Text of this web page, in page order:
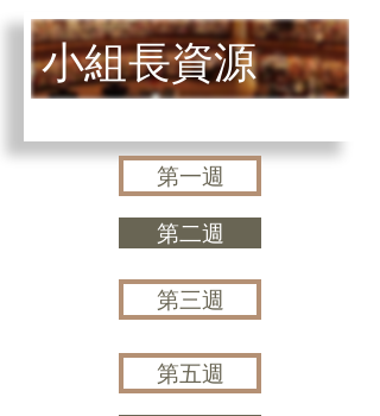
小組長資源
第一週
第二週
第三週
第五週